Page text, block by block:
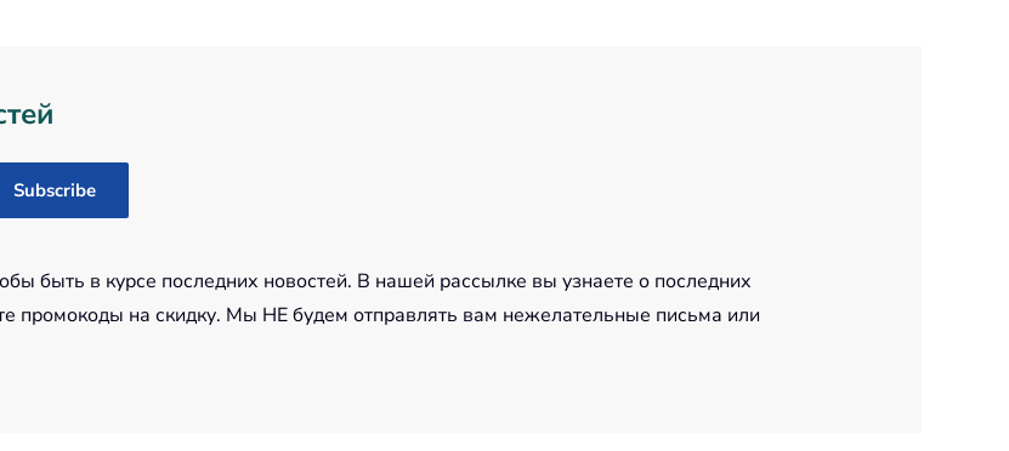
быть в курсе последних новостей. В нашей рассылке вы узнаете о последних
промокоды на скидку. Мы НЕ будем отправлять вам нежелательные письма или